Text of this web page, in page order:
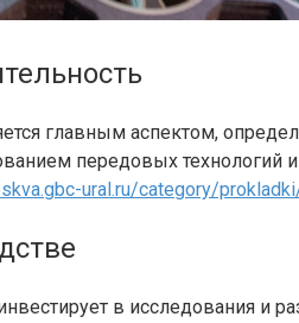
главным аспектом,
передовых
ural.ru/category/
в исследования и